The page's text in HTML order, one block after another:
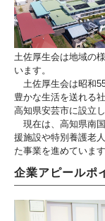
土佐厚生会は地域の
います。
土佐厚生会は昭和
豊かな生活を送れる
高知県安芸市に設立し
現在は、高知県南
援施設や特別養護老
た事業を進めています
企業アピールポ